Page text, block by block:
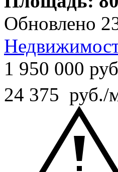
Обновлено
1 950 000
24 375 руб./